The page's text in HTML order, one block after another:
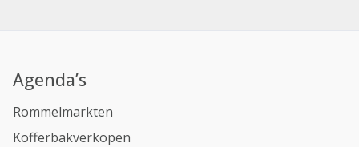
Agenda’s
Rommelmarkten
Kofferbakverkopen